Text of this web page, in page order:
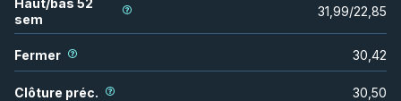
sem
31,99/22,85
Fermer 30,42
Clôture préc. 30,50